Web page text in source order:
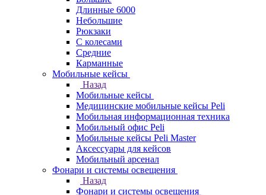
Длинные 6000
Небольшие
Рюкзаки
С колесами
Средние
Карманные
Мобильные кейсы
Назад
Мобильные кейсы
Медицинские мобильные кейсы Peli
Мобильная информационная техника
Мобильный офис Peli
Мобильные кейсы Peli Master
Аксессуары для кейсов
Мобильный арсенал
Фонари и системы освещения
Назад
Фонари и системы освещения